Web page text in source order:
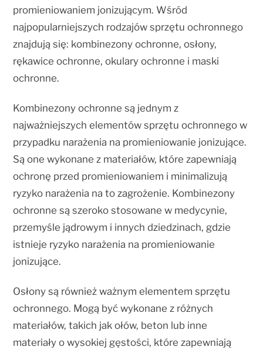
promieniowaniem jonizującym. Wśród
najpopularniejszych rodzajów sprzętu ochronnego
znajdują się: kombinezony ochronne, osłony,
rękawice ochronne, okulary ochronne i maski
ochronne.
Kombinezony ochronne są jednym z
najważniejszych elementów sprzętu ochronnego w
przypadku narażenia na promieniowanie jonizujące.
Są one wykonane z materiałów, które zapewniają
ochronę przed promieniowaniem i minimalizują
ryzyko narażenia na to zagrożenie. Kombinezony
ochronne są szeroko stosowane w medycynie,
przemyśle jądrowym i innych dziedzinach, gdzie
istnieje ryzyko narażenia na promieniowanie
jonizujące.
Osłony są również ważnym elementem sprzętu
ochronnego. Mogą być wykonane z różnych
materiałów, takich jak ołów, beton lub inne
materiały o wysokiej gęstości, które zapewniają